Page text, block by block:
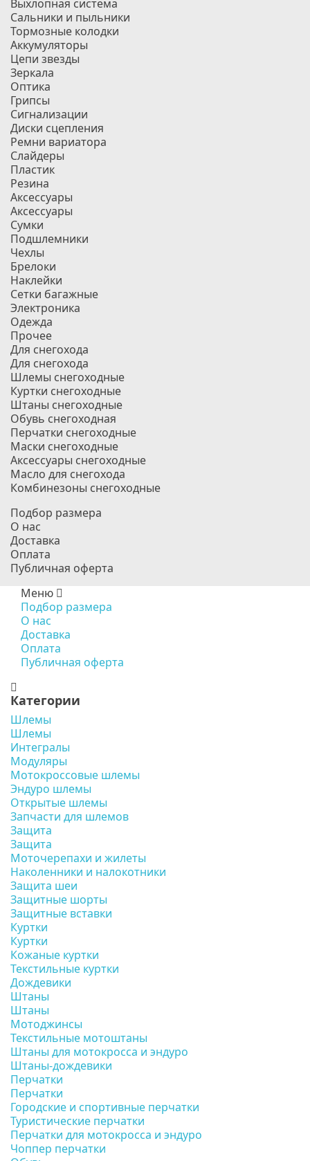
Выхлопная система
Сальники и пыльники
Тормозные колодки
Аккумуляторы
Цепи звезды
Зеркала
Оптика
Грипсы
Сигнализации
Диски сцепления
Ремни вариатора
Слайдеры
Пластик
Резина
Аксессуары
Аксессуары
Сумки
Подшлемники
Чехлы
Брелоки
Наклейки
Сетки багажные
Электроника
Одежда
Прочее
Для снегохода
Для снегохода
Шлемы снегоходные
Куртки снегоходные
Штаны снегоходные
Обувь снегоходная
Перчатки снегоходные
Маски снегоходные
Аксессуары снегоходные
Масло для снегохода
Комбинезоны снегоходные
Подбор размера
О нас
Доставка
Оплата
Публичная оферта
Меню
Подбор размера
О нас
Доставка
Оплата
Публичная оферта
Категории
Шлемы
Шлемы
Интегралы
Модуляры
Мотокроссовые шлемы
Эндуро шлемы
Открытые шлемы
Запчасти для шлемов
Защита
Защита
Моточерепахи и жилеты
Наколенники и налокотники
Защита шеи
Защитные шорты
Защитные вставки
Куртки
Куртки
Кожаные куртки
Текстильные куртки
Дождевики
Штаны
Штаны
Мотоджинсы
Текстильные мотоштаны
Штаны для мотокросса и эндуро
Штаны-дождевики
Перчатки
Перчатки
Городские и спортивные перчатки
Туристические перчатки
Перчатки для мотокросса и эндуро
Чоппер перчатки